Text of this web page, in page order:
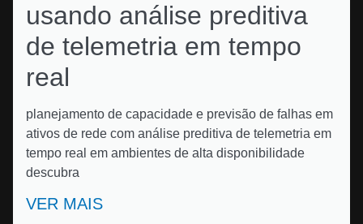
usando análise preditiva
de telemetria em tempo
real
planejamento de capacidade e previsão de falhas em
ativos de rede com análise preditiva de telemetria em
tempo real em ambientes de alta disponibilidade
descubra
VER MAIS